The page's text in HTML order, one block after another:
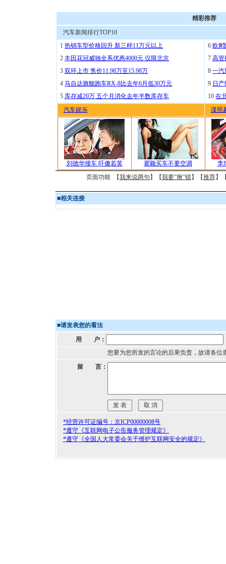
精彩推荐
汽车新闻排行TOP10
1 热销车型价格回升 新三样11万元以上
2 丰田花冠威驰全系优惠4000元 仅限北京
3 双环上市 售价11.98万至15.98万
4 马自达旗舰跑车RX-8比去年6月低30万元
5 库存减20万 五个月消化去年半数库存车
6 欧Ⅲ
7 高管
8 一汽
9 日
10 在
汽车娱乐
谍照
刘德华撞车 吓傻若英 瞿颖买车不要空调
李
页面功能 【我来说两句 】【我要“揪”错】【推荐】
■相关连接
■请发表您的看法
用 户：
您要为您所发的言论的后果负责，故请各位
留 言：
*经营许可证编号：京ICP00000008号
*遵守《互联网电子公告服务管理规定》
*遵守《全国人大常委会关于维护互联网安全的规定》